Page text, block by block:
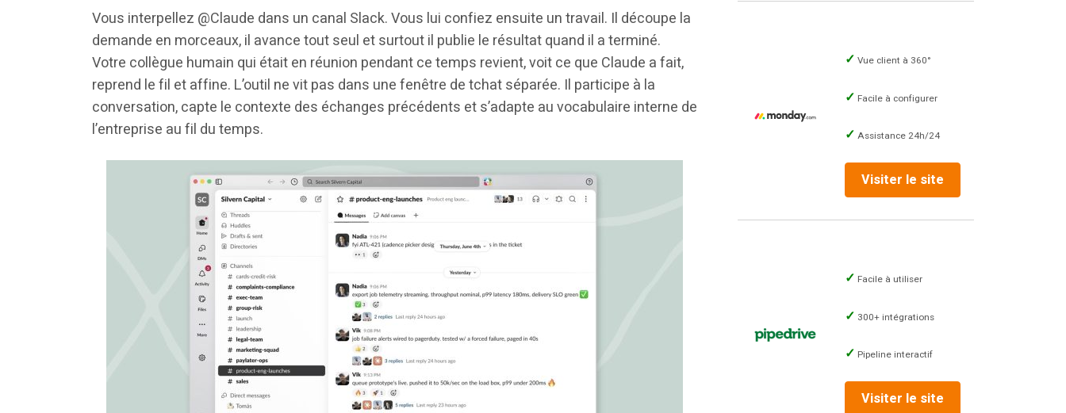
Vous interpellez @Claude dans un canal Slack. Vous lui confiez ensuite un travail. Il découpe la
demande en morceaux, il avance tout seul et surtout il publie le résultat quand il a terminé.
Votre collègue humain qui était en réunion pendant ce temps revient, voit ce que Claude a fait,
reprend le fil et affine. L’outil ne vit pas dans une fenêtre de tchat séparée. Il participe à la
conversation, capte le contexte des échanges précédents et s’adapte au vocabulaire interne de
l’entreprise au fil du temps.
Vue client à 360°
Facile à configurer
Assistance 24h/24
Visiter le site
Facile à utiliser
300+ intégrations
Pipeline interactif
Visiter le site